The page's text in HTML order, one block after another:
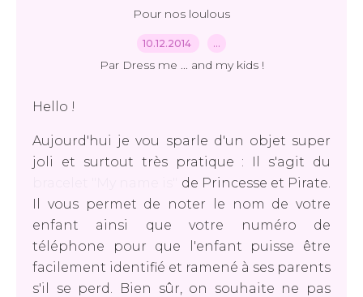
Pour nos loulous
10.12.2014 …
Par Dress me ... and my kids !
Hello !
Aujourd'hui je vou sparle d'un objet super
joli et surtout très pratique : Il s'agit du
de Princesse et Pirate.
Il vous permet de noter le nom de votre
enfant ainsi que votre numéro de
téléphone pour que l'enfant puisse être
facilement identifié et ramené à ses parents
s'il se perd. Bien sûr, on souhaite ne pas